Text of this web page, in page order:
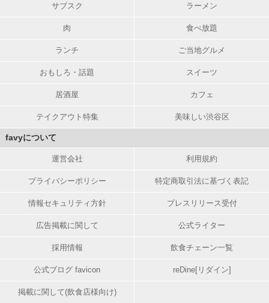
サブスク ラーメン
肉 食べ放題
ランチ ご当地グルメ
おもしろ・話題 スイーツ
居酒屋 カフェ
テイクアウト特集 美味しい渋谷区
favyについて
運営会社 利用規約
プライバシーポリシー 特定商取引法に基づく表記
情報セキュリティ方針 プレスリリース受付
広告掲載に関して 公式ライター
採用情報 飲食チェーン一覧
公式ブログ favicon reDine[リダイン]
掲載に関して(飲食店様向け)